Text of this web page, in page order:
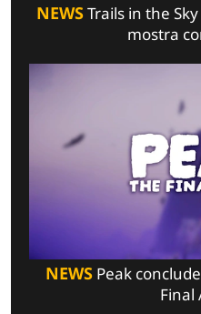
NEWSTrails in the
mostra
NEWSPeak
Final